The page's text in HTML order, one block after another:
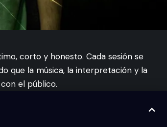
corto y honesto. Cada sesión se
que la música, la interpretación y la
el público.